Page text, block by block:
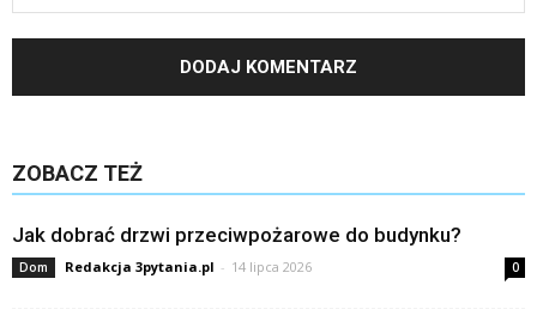
ZOBACZ TEŻ
Jak dobrać drzwi przeciwpożarowe do budynku?
Dom Redakcja 3pytania.pl - 14 lipca 2026 0